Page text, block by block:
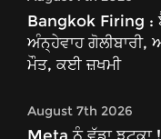
Bangkok Firing :
ਅੰਨ੍ਹੇਵਾਹ
ਮੌਤ, ਕਈ ਜ਼ਖਮੀ
August 7th 2026